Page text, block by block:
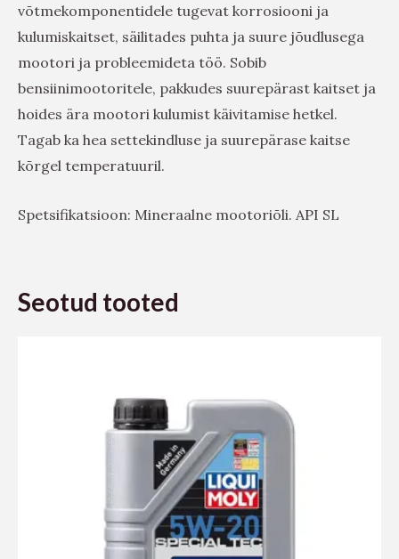
võtmekomponentidele tugevat korrosiooni ja
kulumiskaitset, säilitades puhta ja suure jõudlusega
mootori ja probleemideta töö. Sobib
bensiinimootoritele, pakkudes suurepärast kaitset ja
hoides ära mootori kulumist käivitamise hetkel.
Tagab ka hea settekindluse ja suurepärase kaitse
kõrgel temperatuuril.
Spetsifikatsioon: Mineraalne mootoriõli. API SL
Seotud tooted